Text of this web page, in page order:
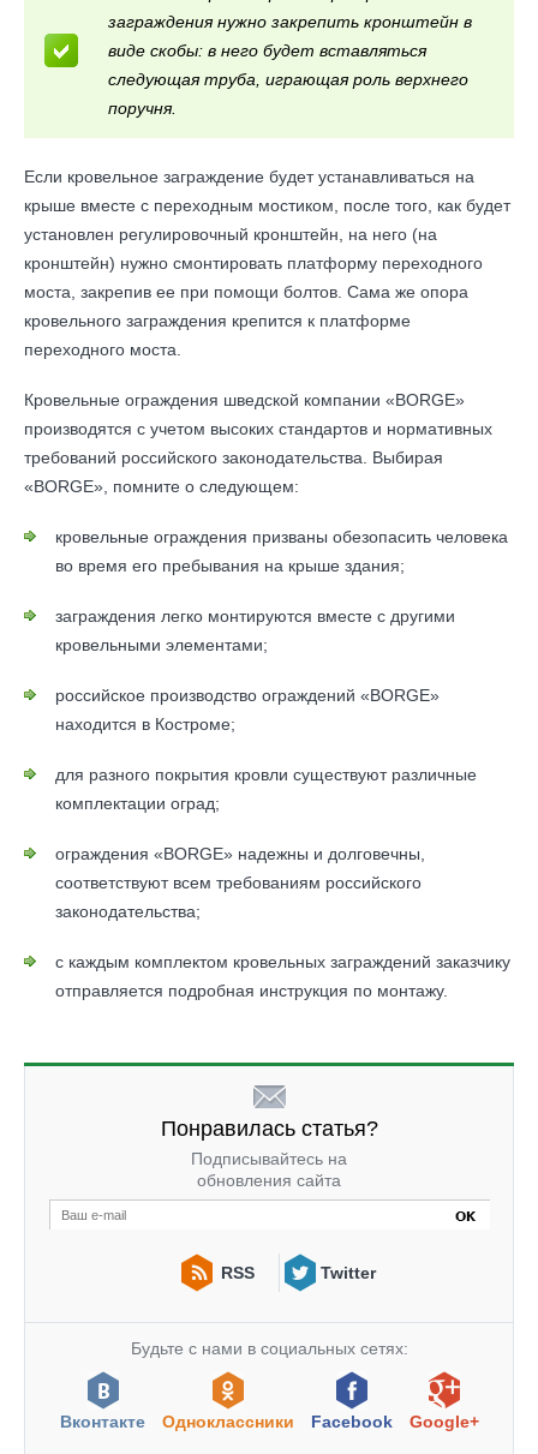
заграждения нужно закрепить кронштейн в
виде скобы: в него будет вставляться
следующая труба, играющая роль верхнего
поручня.
Если кровельное заграждение будет устанавливаться на
крыше вместе с переходным мостиком, после того, как будет
установлен регулировочный кронштейн, на него (на
кронштейн) нужно смонтировать платформу переходного
моста, закрепив ее при помощи болтов. Сама же опора
кровельного заграждения крепится к платформе
переходного моста.
Кровельные ограждения шведской компании «BORGE»
производятся с учетом высоких стандартов и нормативных
требований российского законодательства. Выбирая
«BORGE», помните о следующем:
кровельные ограждения призваны обезопасить человека
во время его пребывания на крыше здания;
заграждения легко монтируются вместе с другими
кровельными элементами;
российское производство ограждений «BORGE»
находится в Костроме;
для разного покрытия кровли существуют различные
комплектации оград;
ограждения «BORGE» надежны и долговечны,
соответствуют всем требованиям российского
законодательства;
с каждым комплектом кровельных заграждений заказчику
отправляется подробная инструкция по монтажу.
Понравилась статья?
Подписывайтесь на
обновления сайта
RSS Twitter
Будьте с нами в социальных сетях:
Вконтакте Одноклассники Facebook Google+